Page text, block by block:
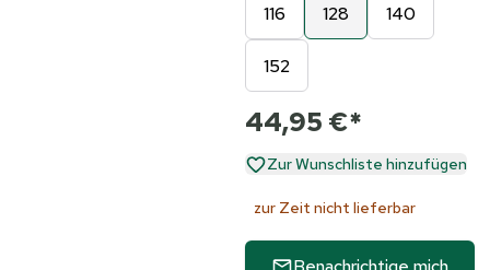
116 128 140
152
44,95 €*
Zur Wunschliste hinzufügen
zur Zeit nicht lieferbar